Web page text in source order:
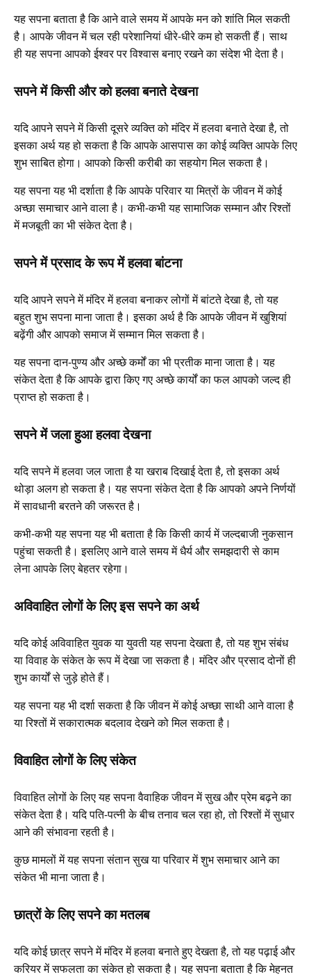
यह सपना बताता है कि आने वाले समय में आपके मन को शांति मिल सकती
है। आपके जीवन में चल रही परेशानियां धीरे-धीरे कम हो सकती हैं। साथ
ही यह सपना आपको ईश्वर पर विश्वास बनाए रखने का संदेश भी देता है।
सपने में किसी और को हलवा बनाते देखना
यदि आपने सपने में किसी दूसरे व्यक्ति को मंदिर में हलवा बनाते देखा है, तो
इसका अर्थ यह हो सकता है कि आपके आसपास का कोई व्यक्ति आपके लिए
शुभ साबित होगा। आपको किसी करीबी का सहयोग मिल सकता है।
यह सपना यह भी दर्शाता है कि आपके परिवार या मित्रों के जीवन में कोई
अच्छा समाचार आने वाला है। कभी-कभी यह सामाजिक सम्मान और रिश्तों
में मजबूती का भी संकेत देता है।
सपने में प्रसाद के रूप में हलवा बांटना
यदि आपने सपने में मंदिर में हलवा बनाकर लोगों में बांटते देखा है, तो यह
बहुत शुभ सपना माना जाता है। इसका अर्थ है कि आपके जीवन में खुशियां
बढ़ेंगी और आपको समाज में सम्मान मिल सकता है।
यह सपना दान-पुण्य और अच्छे कर्मों का भी प्रतीक माना जाता है। यह
संकेत देता है कि आपके द्वारा किए गए अच्छे कार्यों का फल आपको जल्द ही
प्राप्त हो सकता है।
सपने में जला हुआ हलवा देखना
यदि सपने में हलवा जल जाता है या खराब दिखाई देता है, तो इसका अर्थ
थोड़ा अलग हो सकता है। यह सपना संकेत देता है कि आपको अपने निर्णयों
में सावधानी बरतने की जरूरत है।
कभी-कभी यह सपना यह भी बताता है कि किसी कार्य में जल्दबाजी नुकसान
पहुंचा सकती है। इसलिए आने वाले समय में धैर्य और समझदारी से काम
लेना आपके लिए बेहतर रहेगा।
अविवाहित लोगों के लिए इस सपने का अर्थ
यदि कोई अविवाहित युवक या युवती यह सपना देखता है, तो यह शुभ संबंध
या विवाह के संकेत के रूप में देखा जा सकता है। मंदिर और प्रसाद दोनों ही
शुभ कार्यों से जुड़े होते हैं।
यह सपना यह भी दर्शा सकता है कि जीवन में कोई अच्छा साथी आने वाला है
या रिश्तों में सकारात्मक बदलाव देखने को मिल सकता है।
विवाहित लोगों के लिए संकेत
विवाहित लोगों के लिए यह सपना वैवाहिक जीवन में सुख और प्रेम बढ़ने का
संकेत देता है। यदि पति-पत्नी के बीच तनाव चल रहा हो, तो रिश्तों में सुधार
आने की संभावना रहती है।
कुछ मामलों में यह सपना संतान सुख या परिवार में शुभ समाचार आने का
संकेत भी माना जाता है।
छात्रों के लिए सपने का मतलब
यदि कोई छात्र सपने में मंदिर में हलवा बनाते हुए देखता है, तो यह पढ़ाई और
करियर में सफलता का संकेत हो सकता है। यह सपना बताता है कि मेहनत